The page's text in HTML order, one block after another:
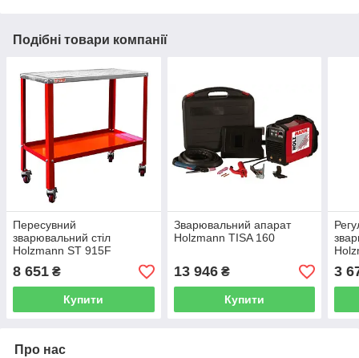
Подібні товари компанії
Пересувний
зварювальний стіл
Holzmann ST 915F
8 651 ₴
Купити
Зварювальний апарат
Holzmann TISA 160
13 946₴
Купити
3
Про нас